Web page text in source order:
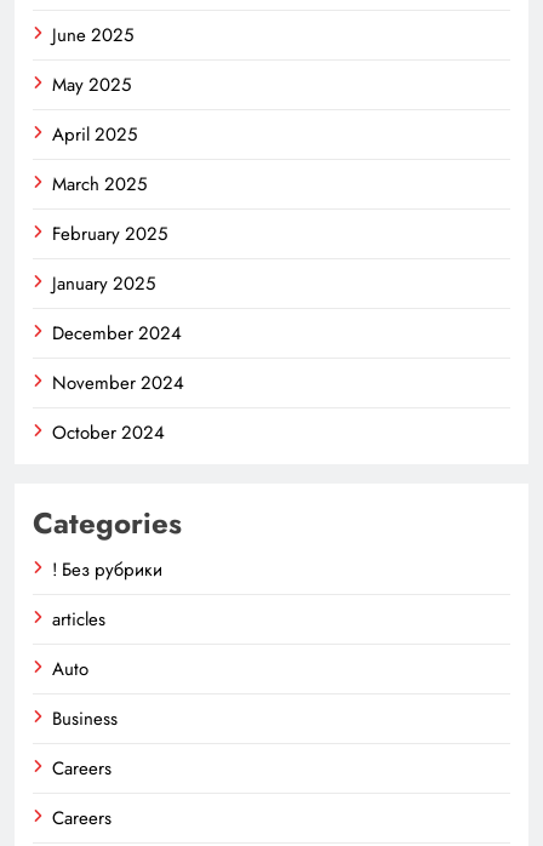
June 2025
May 2025
April 2025
March 2025
February 2025
January 2025
December 2024
November 2024
October 2024
Categories
! Без рубрики
articles
Auto
Business
Careers
Careers